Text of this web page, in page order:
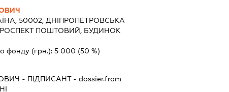
50002, ДНІПРОПЕТРОВСЬКА
ПОШТОВИЙ, БУДИНОК
фонду (грн.): 5 000 (50 %)
- ПІДПИСАНТ- dossier.from